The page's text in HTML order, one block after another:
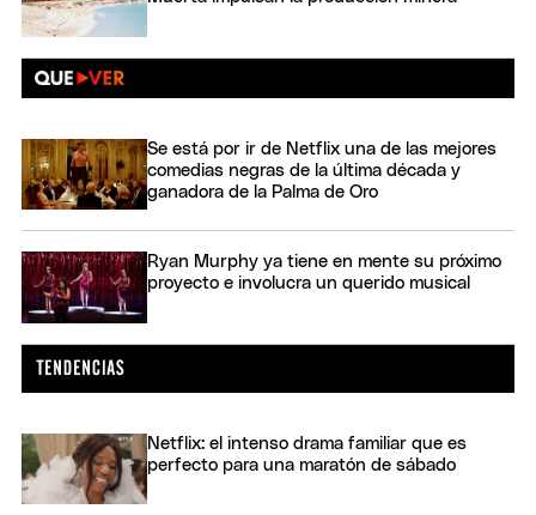
Se está por ir de Netflix una de las mejores
comedias negras de la última década y
ganadora de la Palma de Oro
Ryan Murphy ya tiene en mente su próximo
proyecto e involucra un querido musical
Netflix: el intenso drama familiar que es
perfecto para una maratón de sábado